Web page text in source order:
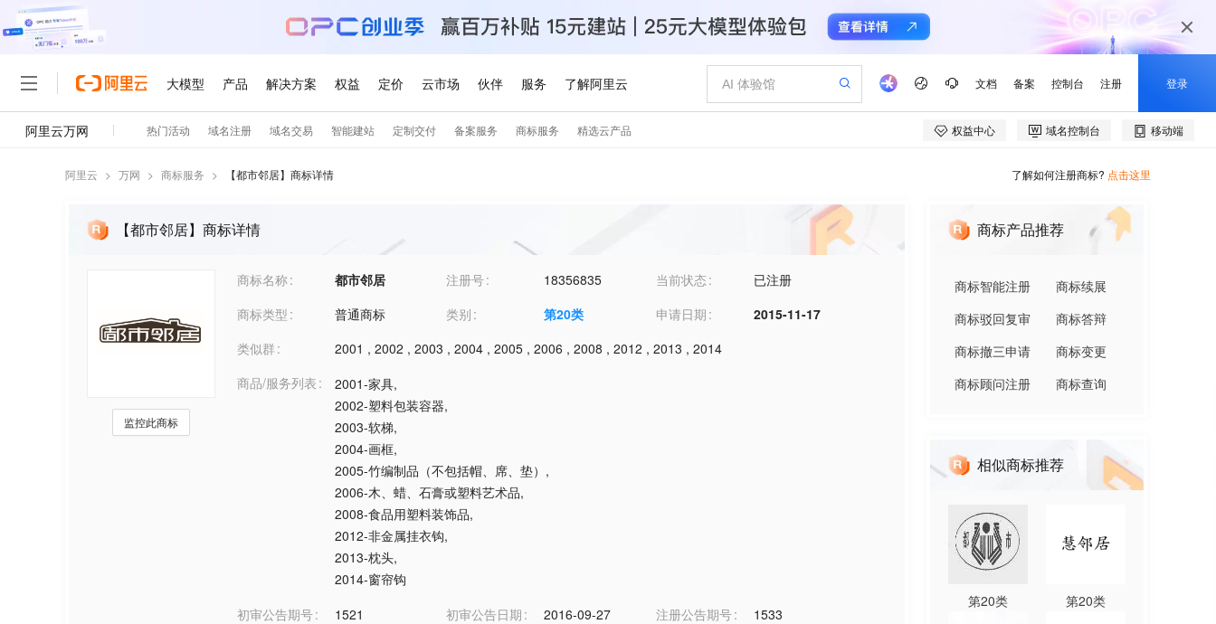
阿里云 > 万网 > 商标服务 > 【都市邻居】商标详情 了解如何注册商标? 点击这里
【都市邻居】商标详情
监控此商标
商标名称 都市邻居 注册号 18356835 当前状态
已注册
商标类型
普通商标 类别 第20类 申请日期
2015-11-17
类似群
2001 , 2002 , 2003 , 2004 , 2005 , 2006 , 2008 , 2012 , 2013 , 2014
商品/服务列表
2001-家具,
2002-塑料包装容器,
2003-软梯,
2004-画框,
2005-竹编制品（不包括帽、席、垫） ,
2006-木、蜡、石膏或塑料艺术品,
2008-食品用塑料装饰品,
2012-非金属挂衣钩,
2013-枕头,
2014-窗帘钩
初审公告期号
1521 初审公告日期 2016-09-27 注册公告期号
1533
商标产品推荐
商标智能注册
商标续展
商标驳回复审
商标答辩
商标撤三申请
商标变更
商标顾问注册
商标查询
相似商标推荐
第20类 第20类